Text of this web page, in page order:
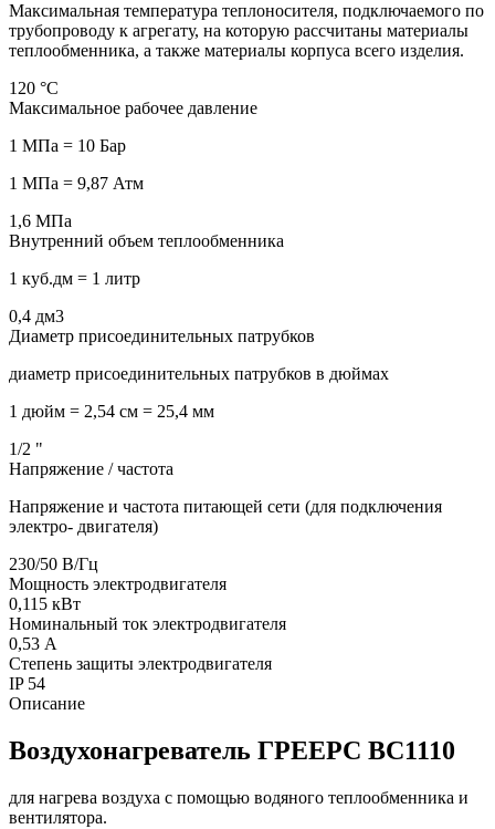
Максимальная температура теплоносителя, подключаемого по
трубопроводу к агрегату, на которую рассчитаны материалы
теплообменника, а также материалы корпуса всего изделия.
120 °С
Максимальное рабочее давление
1 МПа = 10 Бар
1 МПа = 9,87 Атм
1,6 МПа
Внутренний объем теплообменника
1 куб.дм = 1 литр
0,4 дм3
Диаметр присоединительных патрубков
диаметр присоединительных патрубков в дюймах
1 дюйм = 2,54 см = 25,4 мм
1/2 "
Напряжение / частота
Напряжение и частота питающей сети (для подключения
электро- двигателя)
230/50 В/Гц
Мощность электродвигателя
0,115 кВт
Номинальный ток электродвигателя
0,53 А
Степень защиты электродвигателя
IP54
Описание
Воздухонагреватель ГРЕЕРС ВС1110
для нагрева воздуха с помощью водяного теплообменника и
вентилятора.